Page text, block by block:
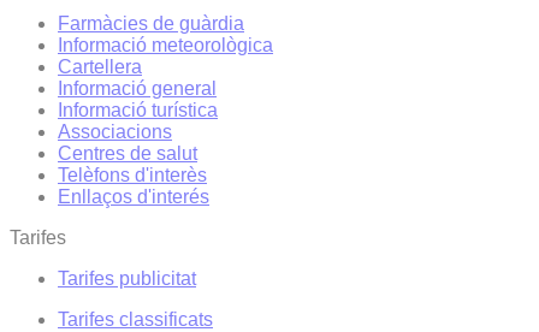
Farmàcies de guàrdia
Informació meteorològica
Cartellera
Informació general
Informació turística
Associacions
Centres de salut
Telèfons d'interès
Enllaços d'interés
Tarifes
Tarifes publicitat
Tarifes classificats